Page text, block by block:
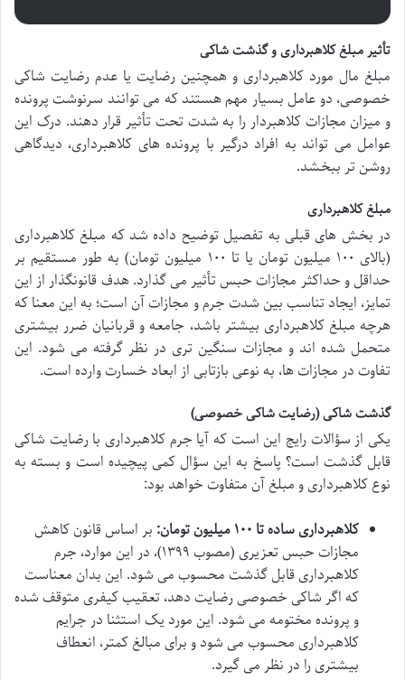
تأثیر مبلغ کلاهبرداری و گذشت شاکی
مبلغ مال مورد کلاهبرداری و همچنین رضایت یا عدم رضایت شاکی
خصوصی، دو عامل بسیار مهم هستند که می توانند سرنوشت پرونده
و میزان مجازات کلاهبردار را به شدت تحت تأثیر قرار دهند. درک این
عوامل می تواند به افراد درگیر با پرونده های کلاهبرداری، دیدگاهی
روشن تر ببخشد.
مبلغ کلاهبرداری
در بخش های قبلی به تفصیل توضیح داده شد که مبلغ کلاهبرداری
(بالای ۱۰۰ میلیون تومان یا تا ۱۰۰ میلیون تومان) به طور مستقیم بر
حداقل و حداکثر مجازات حبس تأثیر می گذارد. هدف قانونگذار از این
تمایز، ایجاد تناسب بین شدت جرم و مجازات آن است؛ به این معنا که
هرچه مبلغ کلاهبرداری بیشتر باشد، جامعه و قربانیان ضرر بیشتری
متحمل شده اند و مجازات سنگین تری در نظر گرفته می شود. این
تفاوت در مجازات ها، به نوعی بازتابی از ابعاد خسارت وارده است.
گذشت شاکی (رضایت شاکی خصوصی)
یکی از سؤالات رایج این است که آیا جرم کلاهبرداری با رضایت شاکی
قابل گذشت است؟ پاسخ به این سؤال کمی پیچیده است و بسته به
نوع کلاهبرداری و مبلغ آن متفاوت خواهد بود:
کلاهبرداری ساده تا ۱۰۰ میلیون تومان:
بر اساس قانون کاهش
مجازات حبس تعزیری (مصوب ۱۳۹۹)، در این موارد، جرم
کلاهبرداری قابل گذشت محسوب می شود. این بدان معناست
که اگر شاکی خصوصی رضایت دهد، تعقیب کیفری متوقف شده
و پرونده مختومه می شود. این مورد یک استثنا در جرایم
کلاهبرداری محسوب می شود و برای مبالغ کمتر، انعطاف
بیشتری را در نظر می گیرد.